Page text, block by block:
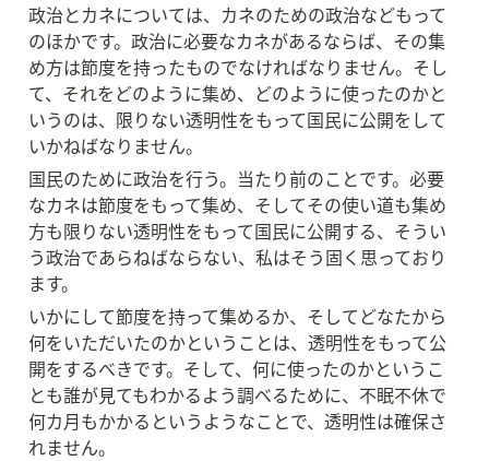
政治とカネについては、カネのための政治などもって
のほかです。政治に必要なカネがあるならば、その集
め方は節度を持ったものでなければなりません。そし
て、それをどのように集め、どのように使ったのかと
いうのは、限りない透明性をもって国民に公開をして
いかねばなりません。
国民のために政治を行う。当たり前のことです。必要
なカネは節度をもって集め、そしてその使い道も集め
方も限りない透明性をもって国民に公開する、そうい
う政治であらねばならない、私はそう固く思っており
ます。
いかにして節度を持って集めるか、そしてどなたから
何をいただいたのかということは、透明性をもって公
開をするべきです。そして、何に使ったのかというこ
とも誰が見てもわかるよう調べるために、不眠不休で
何カ月もかかるというようなことで、透明性は確保さ
れません。